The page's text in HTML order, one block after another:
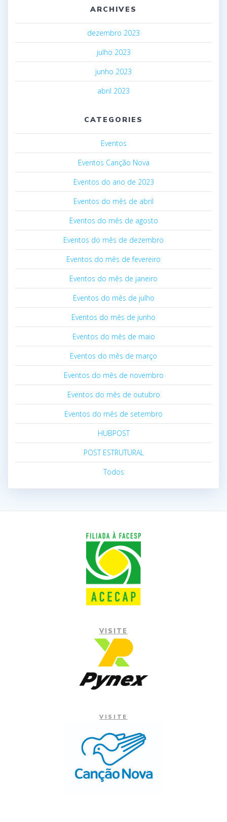
ARCHIVES
dezembro 2023
julho 2023
junho 2023
abril 2023
CATEGORIES
Eventos
Eventos Canção Nova
Eventos do ano de 2023
Eventos do mês de abril
Eventos do mês de agosto
Eventos do mês de dezembro
Eventos do mês de fevereiro
Eventos do mês de janeiro
Eventos do mês de julho
Eventos do mês de junho
Eventos do mês de maio
Eventos do mês de março
Eventos do mês de novembro
Eventos do mês de outubro
Eventos do mês de setembro
HUBPOST
POST ESTRUTURAL
Todos
VISITE
VISITE